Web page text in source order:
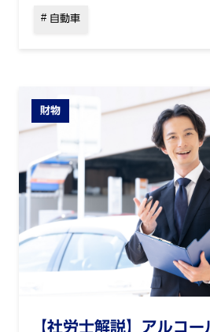
自動車
財物
【社労士解説】アルコ